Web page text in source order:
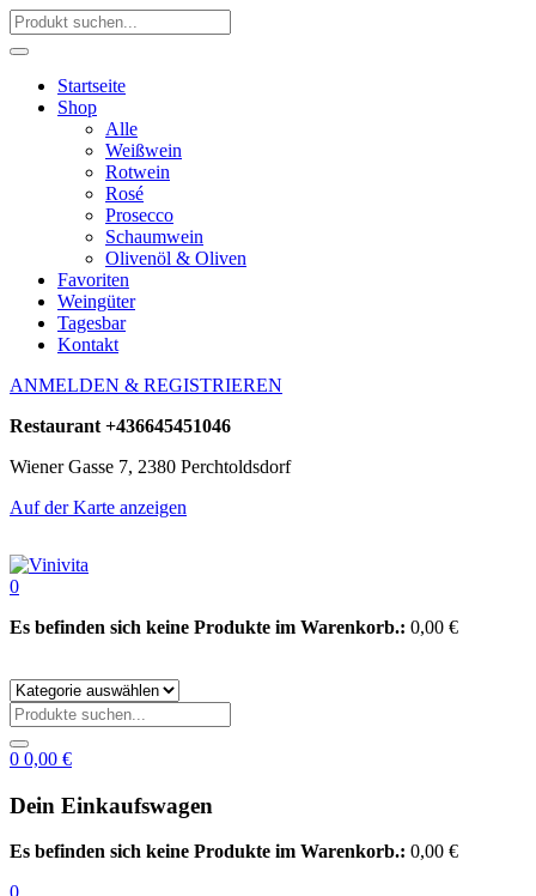
Startseite
Shop
Alle
Weißwein
Rotwein
Rosé
Prosecco
Schaumwein
Olivenöl & Oliven
Favoriten
Weingüter
Tagesbar
Kontakt
ANMELDEN & REGISTRIEREN
Restaurant +436645451046
Wiener Gasse 7, 2380 Perchtoldsdorf
Auf der Karte anzeigen
0
Es befinden sich keine Produkte im Warenkorb.: 0,00 €
0 0,00 €
Dein Einkaufswagen
Es befinden sich keine Produkte im Warenkorb.: 0,00 €